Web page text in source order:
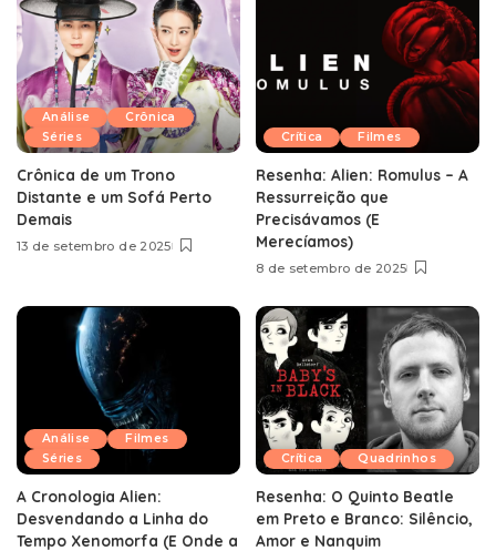
Análise
Crônica
Séries
Crônica de um Trono
Distante e um Sofá Perto
Demais
13 de setembro de 2025
Crítica Filmes
Resenha: Alien: Romulus – A
Ressurreição que
Precisávamos (E
Merecíamos)
8 de setembro de 2025
Análise
Filmes
Séries
A Cronologia Alien:
Desvendando a Linha do
Tempo Xenomorfa (E Onde a
Crítica Quadrinhos
Resenha: O Quinto Beatle
em Preto e Branco: Silêncio,
Amor e Nanquim